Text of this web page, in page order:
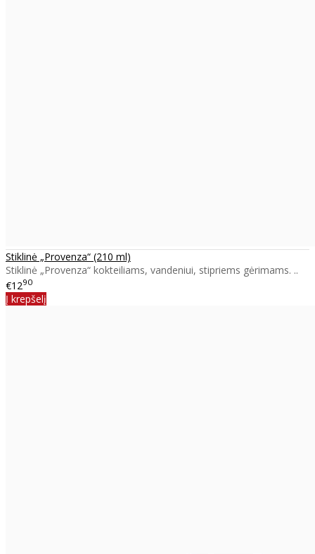
Stiklinė „Provenza“ (210 ml)
Stiklinė „Provenza“ kokteiliams, vandeniui, stipriems gėrimams. ..
€1290
Į krepšelį